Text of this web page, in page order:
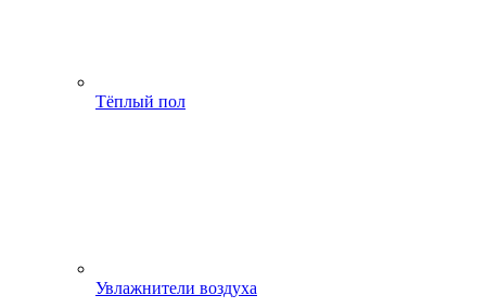
Тёплый пол
Увлажнители воздуха